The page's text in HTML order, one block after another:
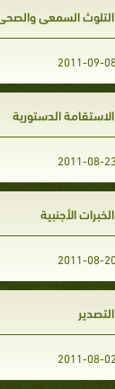
التلوث السمعي
الاستقامة الدستورية
الخبرات الأجنبية
التصدير